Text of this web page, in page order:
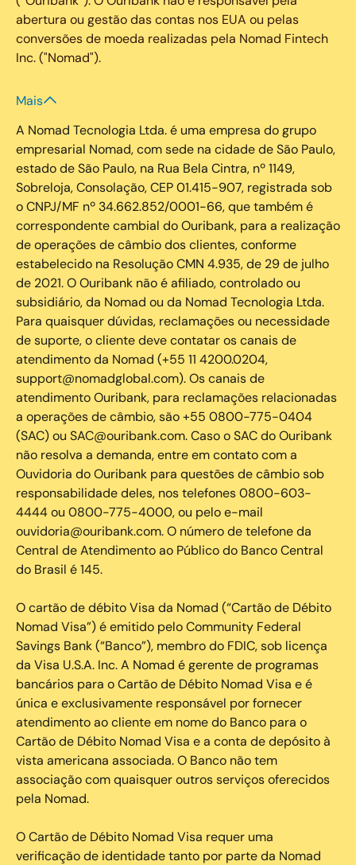
abertura ou gestão das contas nos EUA ou pelas
conversões de moeda realizadas pela Nomad Fintech
Inc. ("Nomad").
Mais
A Nomad Tecnologia Ltda. é uma empresa do grupo
empresarial Nomad, com sede na cidade de São Paulo,
estado de São Paulo, na Rua Bela Cintra, nº 1149,
Sobreloja, Consolação, CEP 01.415-907, registrada sob
o CNPJ/MF nº 34.662.852/0001-66, que também é
correspondente cambial do Ouribank, para a realização
de operações de câmbio dos clientes, conforme
estabelecido na Resolução CMN 4.935, de 29 de julho
de 2021. O Ouribank não é afiliado, controlado ou
subsidiário, da Nomad ou da Nomad Tecnologia Ltda.
Para quaisquer dúvidas, reclamações ou necessidade
de suporte, o cliente deve contatar os canais de
atendimento da Nomad (+55 11 4200.0204,
support@nomadglobal.com). Os canais de
atendimento Ouribank, para reclamações relacionadas
a operações de câmbio, são +55 0800-775-0404
(SAC) ou SAC@ouribank.com. Caso o SAC do Ouribank
não resolva a demanda, entre em contato com a
Ouvidoria do Ouribank para questões de câmbio sob
responsabilidade deles, nos telefones 0800-603-
4444 ou 0800-775-4000, ou pelo e-mail
ouvidoria@ouribank.com. O número de telefone da
Central de Atendimento ao Público do Banco Central
do Brasil é 145.
O cartão de débito Visa da Nomad (“Cartão de Débito
Nomad Visa”) é emitido pelo Community Federal
Savings Bank (“Banco”), membro do FDIC, sob licença
da Visa U.S.A. Inc. A Nomad é gerente de programas
bancários para o Cartão de Débito Nomad Visa e é
única e exclusivamente responsável por fornecer
atendimento ao cliente em nome do Banco para o
Cartão de Débito Nomad Visa e a conta de depósito à
vista americana associada. O Banco não tem
associação com quaisquer outros serviços oferecidos
pela Nomad.
O Cartão de Débito Nomad Visa requer uma
verificação de identidade tanto por parte da Nomad